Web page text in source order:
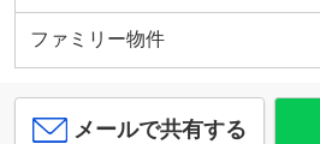
ファミリー物件
メールで共有する